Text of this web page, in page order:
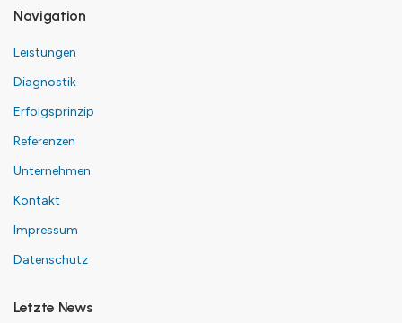
Navigation
Leistungen
Diagnostik
Erfolgsprinzip
Referenzen
Unternehmen
Kontakt
Impressum
Datenschutz
Letzte News